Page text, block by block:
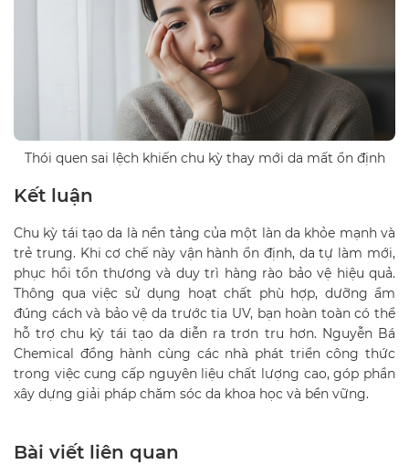
Thói quen sai lệch khiến chu kỳ thay mới da mất ổn định
Kết luận
Chu kỳ tái tạo da là nền tảng của một làn da khỏe mạnh và
trẻ trung. Khi cơ chế này vận hành ổn định, da tự làm mới,
phục hồi tổn thương và duy trì hàng rào bảo vệ hiệu quả.
Thông qua việc sử dụng hoạt chất phù hợp, dưỡng ẩm
đúng cách và bảo vệ da trước tia UV, bạn hoàn toàn có thể
hỗ trợ chu kỳ tái tạo da diễn ra trơn tru hơn. Nguyễn Bá
Chemical đồng hành cùng các nhà phát triển công thức
trong việc cung cấp nguyên liệu chất lượng cao, góp phần
xây dựng giải pháp chăm sóc da khoa học và bền vững.
Bài viết liên quan